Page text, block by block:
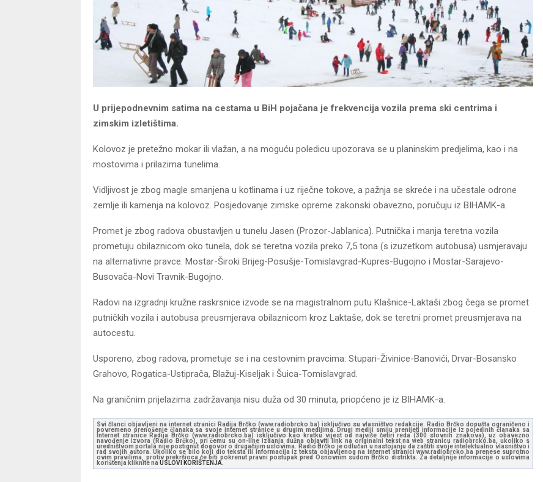
U prijepodnevnim satima na cestama u BiH pojačana je frekvencija vozila prema ski centrima i
zimskim izletištima.
Kolovoz je pretežno mokar ili vlažan, a na moguću poledicu upozorava se u planinskim predjelima, kao i na
mostovima i prilazima tunelima.
Vidljivost je zbog magle smanjena u kotlinama i uz riječne tokove, a pažnja se skreće i na učestale odrone
zemlje ili kamenja na kolovoz. Posjedovanje zimske opreme zakonski obavezno, poručuju iz BIHAMK-a.
Promet je zbog radova obustavljen u tunelu Jasen (Prozor-Jablanica). Putnička i manja teretna vozila
prometuju obilaznicom oko tunela, dok se teretna vozila preko 7,5 tona (s izuzetkom autobusa) usmjeravaju
na alternativne pravce: Mostar-Široki Brijeg-Posušje-Tomislavgrad-Kupres-Bugojno i Mostar-Sarajevo-
Busovača-Novi Travnik-Bugojno.
Radovi na izgradnji kružne raskrsnice izvode se na magistralnom putu Klašnice-Laktaši zbog čega se promet
putničkih vozila i autobusa preusmjerava obilaznicom kroz Laktaše, dok se teretni promet preusmjerava na
autocestu.
Usporeno, zbog radova, prometuje se i na cestovnim pravcima: Stupari-Živinice-Banovići, Drvar-Bosansko
Grahovo, Rogatica-Ustiprača, Blažuj-Kiseljak i Šuica-Tomislavgrad.
Na graničnim prijelazima zadržavanja nisu duža od 30 minuta, priopćeno je iz BIHAMK-a.
Svi članci objavljeni na internet stranici Radija Brčko (www.radiobrcko.ba) isključivo su vlasništvo redakcije. Radio Brčko dopušta ograničeno i
povremeno prenošenje članaka sa svoje internet stranice u drugim medijima. Drugi mediji smiju prenijeti informacije iz pojedinih članaka sa
Internet stranice Radija Brčko (www.radiobrcko.ba) isključivo kao kratku vijest od najviše četiri reda (300 slovnih znakova), uz obavezno
navođenje izvora (Radio Brčko), pri čemu su on-line izdanja dužna objaviti link na originalni tekst na web stranicu radiobrcko.ba, ukoliko s
uredništvom portala nije postignut dogovor o drugačijim uslovima. Radio Brčko je odlučan u nastojanju da zaštiti svoje intelektualno vlasništvo i
rad svojih autora. Ukoliko se bilo koji dio teksta ili informacija iz teksta objavljenog na internet stranici www.radiobrcko.ba prenese suprotno
ovim pravilima, protiv prekršioca će biti pokrenut pravni postupak pred Osnovnim sudom Brčko distrikta. Za detaljnije informacije o uslovima
korištenja kliknite na USLOVI KORIŠTENJA.